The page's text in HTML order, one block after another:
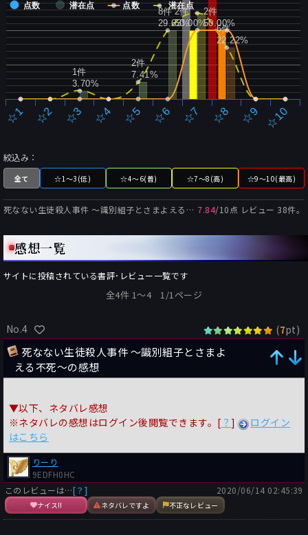
点数 潜在点 点数 潜在点
☆1 ☆2 ☆3 ☆4 ☆5 ☆6 ☆7 ☆8 ☆9 ☆10
2件
50.00%
2件
50.00%
1件
3.70%
2件
7.41%
8件
29.63%
6件
22.22%
絞込み：
全て ☆1～3(低) ☆4～6(普) ☆7～8(高) ☆9～10(最高)
死なない生徒殺人事件 ～識別組子とさまよえる不死～ の総合評価:
7.84/10点 レビュー 38件。
感想一覧
サイトに投稿されている書評･レビュー一覧です
全4件 1〜4 1/1ページ
No.4 (7pt)
死なない生徒殺人事件 ～識別組子とさまよ
える不死～の感想
▼以下、ネタバレ感想
※ネタバレの感想はログイン後閲覧できます。[ ？ ]
ログイン
はこちら
りーり
9EDFH0HC
このレビューは…[？]
ナイス!! ネタバレですよ 不正なレビュー
2020/06/14 02:45:39